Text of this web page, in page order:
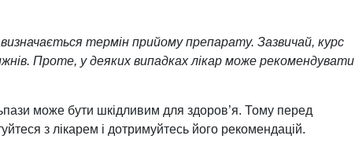
термін прийому препарату. Зазвичай, курс
Проте, у деяких випадках лікар може рекомендувати
може бути шкідливим для здоров’я. Тому перед
з лікарем і дотримуйтесь його рекомендацій.